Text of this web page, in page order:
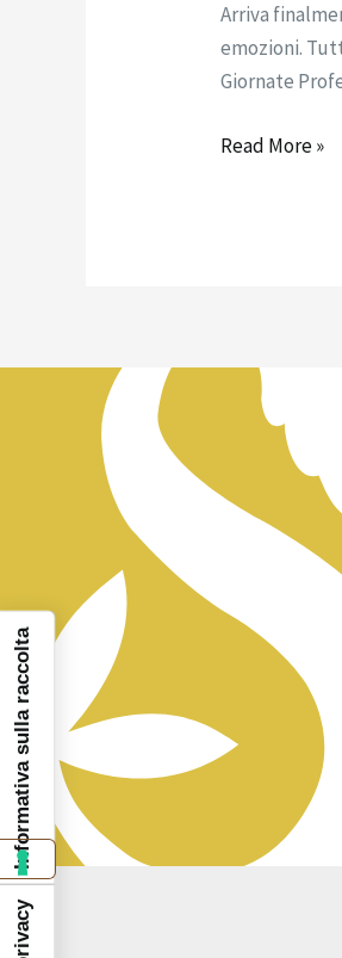
Arriva
emozioni.
Giornate
2025:
Tutti
gli
in
Read More »
Informativa sulla raccolta